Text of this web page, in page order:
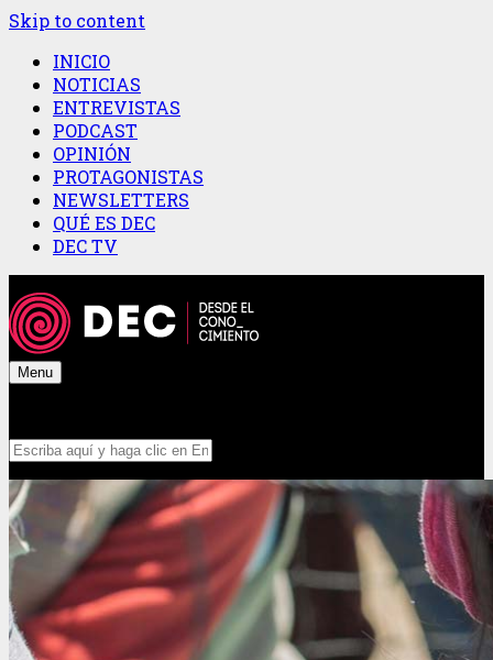
Skip to content
INICIO
NOTICIAS
ENTREVISTAS
PODCAST
OPINIÓN
PROTAGONISTAS
NEWSLETTERS
QUÉ ES DEC
DEC TV
Menu